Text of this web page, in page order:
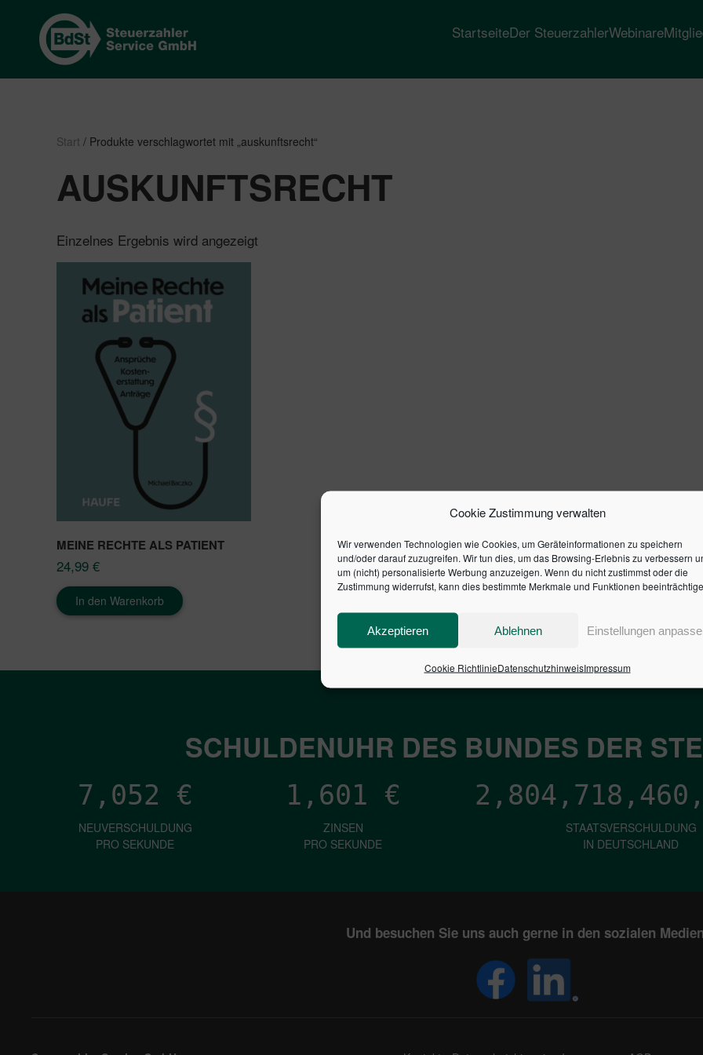
Cookie Zustimmung verwalten
Wir verwenden Technologien wie Cookies, um Geräteinformationen zu speichern
und/oder darauf zuzugreifen. Wir tun dies, um das Browsing-Erlebnis zu verbessern
um (nicht) personalisierte Werbung anzuzeigen. Wenn du nicht zustimmst oder die
Zustimmung widerrufst, kann dies bestimmte Merkmale und Funktionen
Akzeptieren Ablehnen Einstellungen
Cookie RichtlinieDatenschutzhinweisImpressum
StartseiteDer SteuerzahlerWebinare
Start / Produkte verschlagwortet mit „auskunftsrecht“
AUSKUNFTSRECHT
Einzelnes Ergebnis wird angezeigt
MEINE RECHTE ALS PATIENT
24,99 €
In den Warenkorb
SCHULDENUHR DES BUNDES DER
7,052 €
NEUVERSCHULDUNG
PRO SEKUNDE
1,601 €
ZINSEN
PRO SEKUNDE
STAATSVERSCHULDUNG
IN DEUTSCHLAND
Und besuchen Sie uns auch gerne in den sozialen